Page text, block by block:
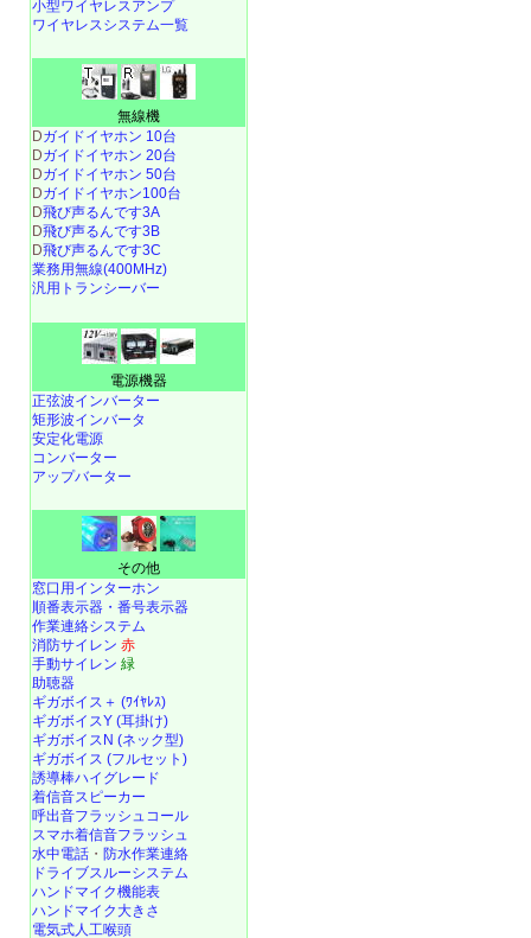
小型ワイヤレスアンプ
ワイヤレスシステム一覧
無線機
Dガイドイヤホン 10台
Dガイドイヤホン 20台
Dガイドイヤホン 50台
Dガイドイヤホン100台
D飛び声るんです3A
D飛び声るんです3B
D飛び声るんです3C
業務用無線(400MHz)
汎用トランシーバー
電源機器
正弦波インバーター
矩形波インバータ
安定化電源
コンバーター
アップバーター
その他
窓口用インターホン
順番表示器・番号表示器
作業連絡システム
消防サイレン 赤
手動サイレン 緑
助聴器
ギガボイス＋ (ﾜｲﾔﾚｽ)
ギガボイスY (耳掛け)
ギガボイスN (ネック型)
ギガボイス (フルセット)
誘導棒ハイグレード
着信音スピーカー
呼出音フラッシュコール
スマホ着信音フラッシュ
水中電話 ・ 防水作業連絡
ドライブスルーシステム
ハンドマイク機能表
ハンドマイク大きさ
電気式人工喉頭